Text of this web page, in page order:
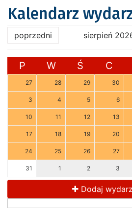
Kalendarz
poprzedni sierpień
P W Ś C
27 28 29 30
3 4 5 6
10 11 12 13
17 18 19 20
24 25 26 27
31 1 2 3
Dodaj